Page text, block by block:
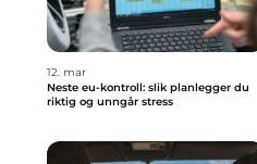
12. mar
Neste eu-kontroll: slik planlegger du
riktig og unngår stress